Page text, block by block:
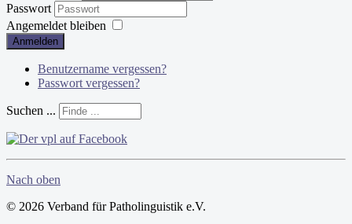
Passwort
Angemeldet bleiben
Anmelden
Benutzername vergessen?
Passwort vergessen?
Suchen ...
Nach oben
© 2026 Verband für Patholinguistik e.V.